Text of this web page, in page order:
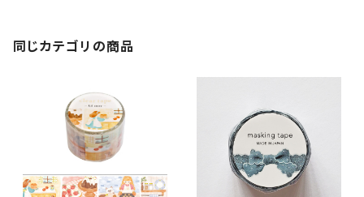
同じカテゴリの商品